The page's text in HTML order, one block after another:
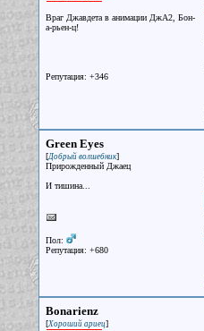
Враг Джавдета в анимации ДжА2, Бон-
а-рьен-ц!
Репутация: +346
Green Eyes
[Добрый волшебник]
Прирожденный Джаец
И тишина...
Пол:
Репутация: +680
Bonarienz
[Хороший ариец]